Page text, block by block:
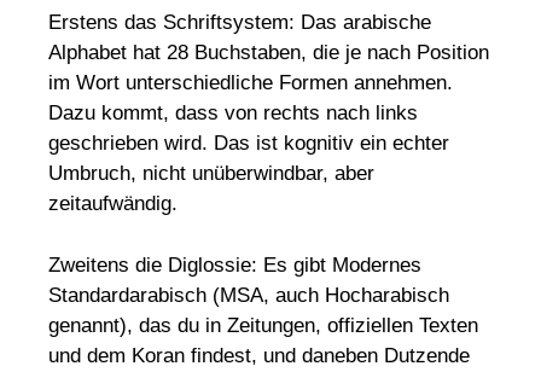
Erstens das Schriftsystem: Das arabische
Alphabet hat 28 Buchstaben, die je nach Position
im Wort unterschiedliche Formen annehmen.
Dazu kommt, dass von rechts nach links
geschrieben wird. Das ist kognitiv ein echter
Umbruch, nicht unüberwindbar, aber
zeitaufwändig.
Zweitens die Diglossie: Es gibt Modernes
Standardarabisch (MSA, auch Hocharabisch
genannt), das du in Zeitungen, offiziellen Texten
und dem Koran findest, und daneben Dutzende